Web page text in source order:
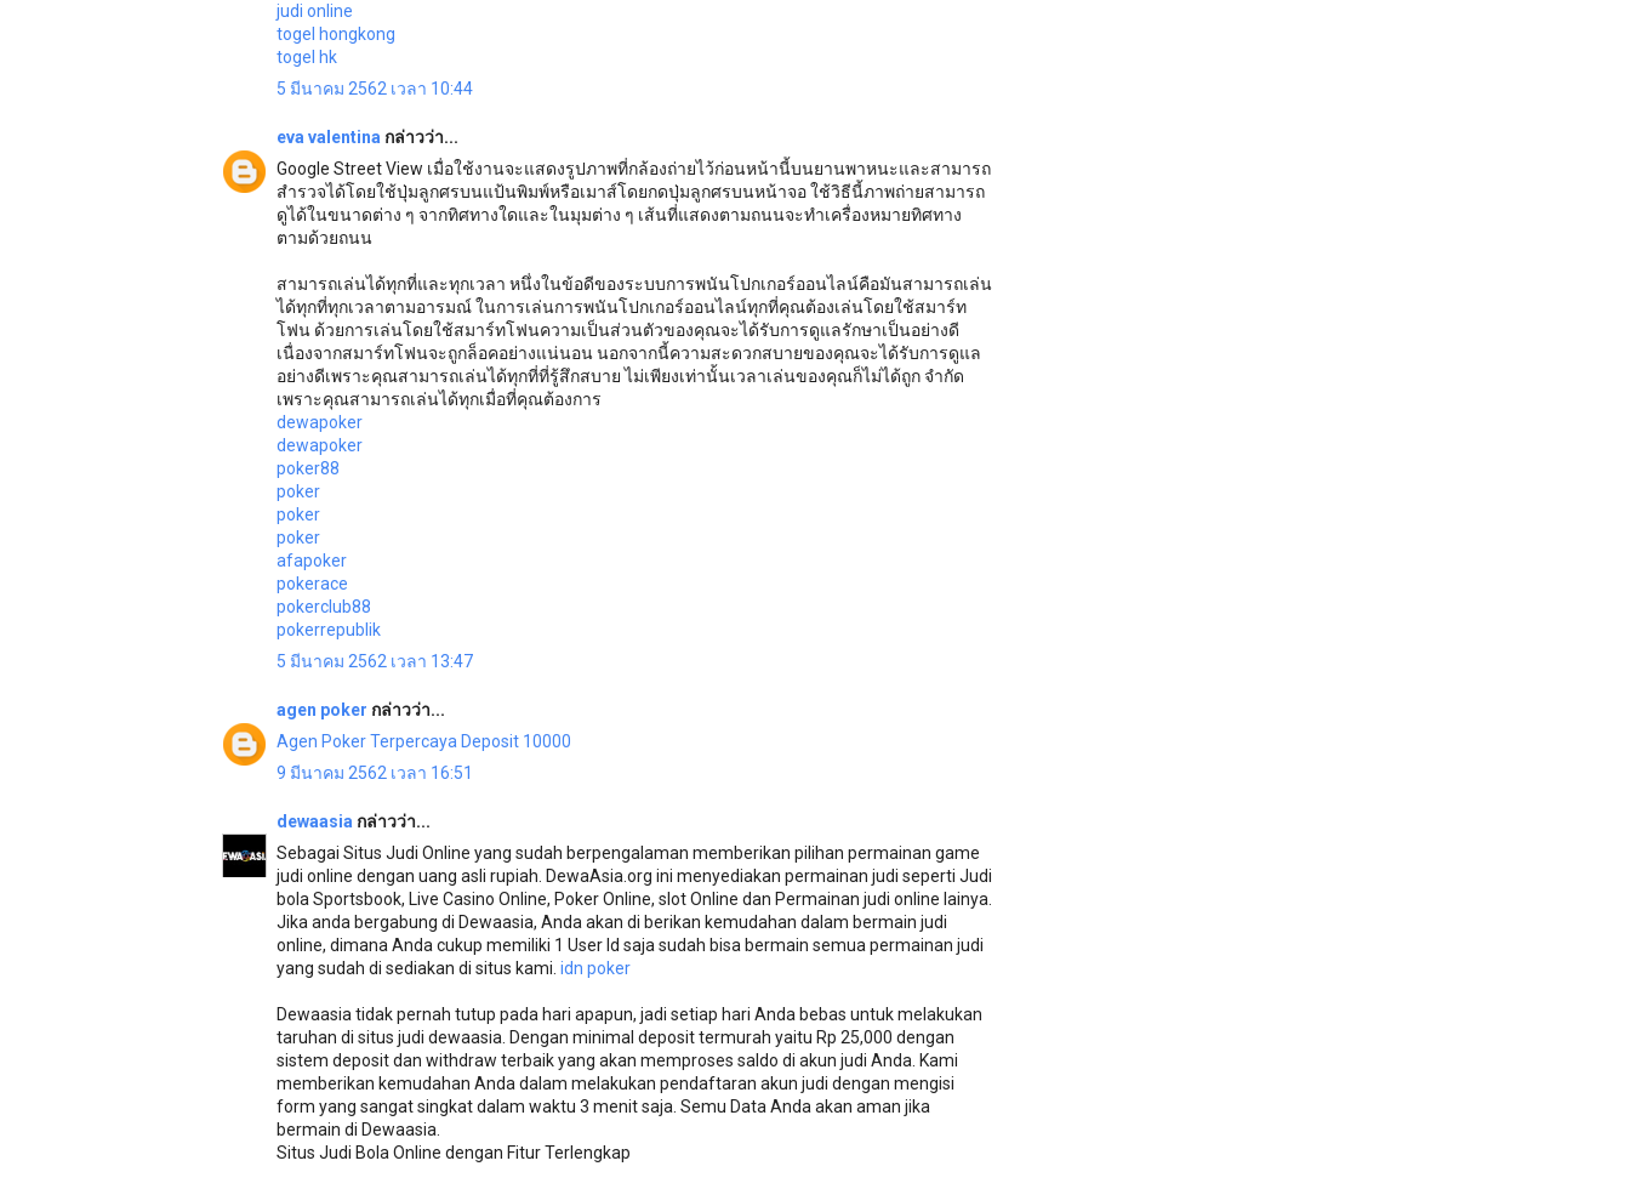
judi online
togel hongkong
togel hk
5 มีนาคม 2562 เวลา 10:44
eva valentina กล่าวว่า...
Google Street View เมื่อใช้งานจะแสดงรูปภาพที่กล้องถ่ายไว้ก่อนหน้านี้บนยานพาหนะและสามารถ
สำรวจได้โดยใช้ปุ่มลูกศรบนแป้นพิมพ์หรือเมาส์โดยกดปุ่มลูกศรบนหน้าจอ ใช้วิธีนี้ภาพถ่ายสามารถ
ดูได้ในขนาดต่าง ๆ จากทิศทางใดและในมุมต่าง ๆ เส้นที่แสดงตามถนนจะทำเครื่องหมายทิศทาง
ตามด้วยถนน
สามารถเล่นได้ทุกที่และทุกเวลา หนึ่งในข้อดีของระบบการพนันโปกเกอร์ออนไลน์คือมันสามารถเล่น
ได้ทุกที่ทุกเวลาตามอารมณ์ ในการเล่นการพนันโปกเกอร์ออนไลน์ทุกที่คุณต้องเล่นโดยใช้สมาร์ท
โฟน ด้วยการเล่นโดยใช้สมาร์ทโฟนความเป็นส่วนตัวของคุณจะได้รับการดูแลรักษาเป็นอย่างดี
เนื่องจากสมาร์ทโฟนจะถูกล็อคอย่างแน่นอน นอกจากนี้ความสะดวกสบายของคุณจะได้รับการดูแล
อย่างดีเพราะคุณสามารถเล่นได้ทุกที่ที่รู้สึกสบาย ไม่เพียงเท่านั้นเวลาเล่นของคุณก็ไม่ได้ถูก จำกัด
เพราะคุณสามารถเล่นได้ทุกเมื่อที่คุณต้องการ
dewapoker
dewapoker
poker88
poker
poker
poker
afapoker
pokerace
pokerclub88
pokerrepublik
5 มีนาคม 2562 เวลา 13:47
agen poker กล่าวว่า...
Agen Poker Terpercaya Deposit 10000
9 มีนาคม 2562 เวลา 16:51
dewaasia กล่าวว่า...
Sebagai Situs Judi Online yang sudah berpengalaman memberikan pilihan permainan game
judi online dengan uang asli rupiah. DewaAsia.org ini menyediakan permainan judi seperti Judi
bola Sportsbook, Live Casino Online, Poker Online, slot Online dan Permainan judi online lainya.
Jika anda bergabung di Dewaasia, Anda akan di berikan kemudahan dalam bermain judi
online, dimana Anda cukup memiliki 1 User Id saja sudah bisa bermain semua permainan judi
yang sudah di sediakan di situs kami. idn poker
Dewaasia tidak pernah tutup pada hari apapun, jadi setiap hari Anda bebas untuk melakukan
taruhan di situs judi dewaasia. Dengan minimal deposit termurah yaitu Rp 25,000 dengan
sistem deposit dan withdraw terbaik yang akan memproses saldo di akun judi Anda. Kami
memberikan kemudahan Anda dalam melakukan pendaftaran akun judi dengan mengisi
form yang sangat singkat dalam waktu 3 menit saja. Semu Data Anda akan aman jika
bermain di Dewaasia.
Situs Judi Bola Online dengan Fitur Terlengkap